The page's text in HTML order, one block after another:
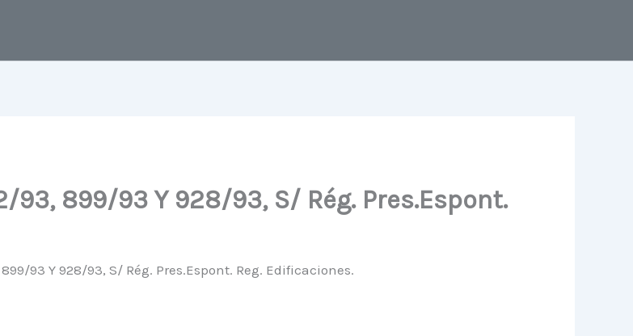
93, 899/93 Y 928/93, S/ Rég. Pres.Espont.
93 Y 928/93, S/ Rég. Pres.Espont. Reg. Edificaciones.